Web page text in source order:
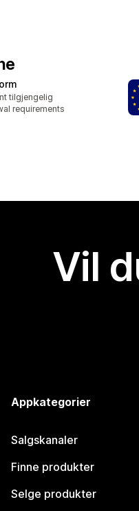
tilgjengelig
requirements
Vil
Appkategorier
Salgskanaler
Finne produkter
Selge produkter